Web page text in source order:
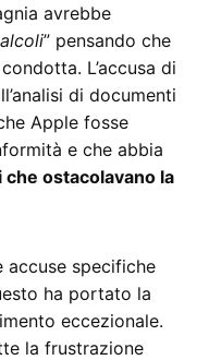
avrebbe
” pensando che
L’accusa di
di documenti
Apple fosse
e che abbia
che ostacolavano la
accuse specifiche
ha portato la
eccezionale.
la frustrazione